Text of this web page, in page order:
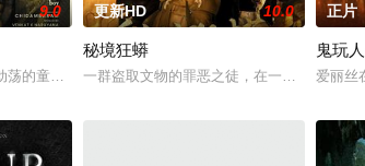
天无法出门。在资源消耗殆尽与未知神秘威胁的双重
9.0
荡的童年中长大，母亲又突然失踪后，他踏上了寻母之
更新HD 10.0
秘境狂蟒
一群盗取文物的罪恶之徒，在一次盗宝途中
正片
鬼玩
爱丽丝